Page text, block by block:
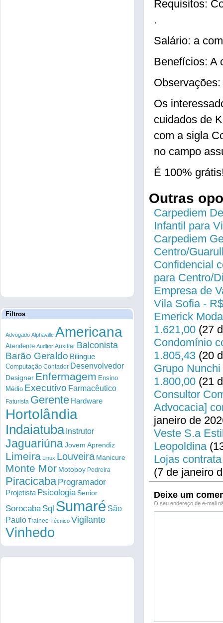
Requisitos:
.
Salário: a
Benefícios: A
Os
cuidados de
com a sigla
no campo
É 100%
Outras
Carpediem
Infantil para
Carpediem
Centro/
Confidencial
para Centro/
Empresa de
Vila Sofia -
Emerick
1.621,00 (27
Condomínio
1.805,43 (20
Grupo
1.800,00 (21
Consultor
Advocacia]
janeiro de
Veste S.a
Leopoldina
Lojas
(7 de janeiro
Deixe um
O seu endereço de e-mail
Filtros
Advogado Alphaville Americana
Atendente Auditor Auxiliar Balconista
Barão Geraldo Bilingue
Computação Contador Desenvolvedor
Designer Enfermagem Ensino
Médio Executivo Farmacêutico
Faturista Gerente Hardware
Hortolândia
Indaiatuba Instrutor
Jaguariúna Jovem Aprendiz
Limeira Linux Louveira Manicure
Monte Mor Motoboy Pedreira
Piracicaba Programador
Projetista PsicologiaSenior
Sorocaba Sql Sumaré São
Paulo Trainee Técnico Vigilante
Vinhedo